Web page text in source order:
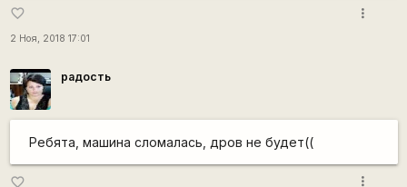
favorite_border
2 Ноя, 2018 17:01
more_vert
радость
Ребята, машина сломалась, дров не будет((
favorite_border more_vert